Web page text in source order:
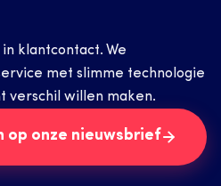
klantcontact. We
met slimme technologie
verschil willen maken.
op onze nieuwsbrief